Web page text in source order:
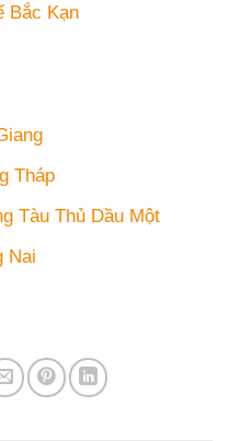
Bắc Kạn
Tháp
Tàu Thủ Dầu Một
Nai